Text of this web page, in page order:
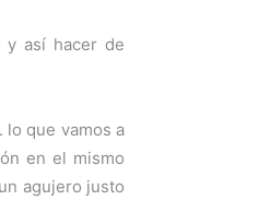
y así hacer de
lo que vamos a
en el mismo
agujero justo